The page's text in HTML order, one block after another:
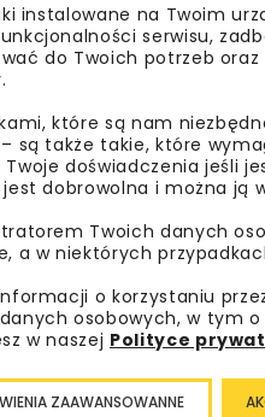
że koszt przejechania
znaczenie
instalowane na Twoim
serwisu,
do Twoich potrzeb
które są nam
są także takie, które
doświadczenia jeśli
dobrowolna i można ją
Twoich danych
a w niektórych
o korzystaniu
osobowych, w tym
w naszej Polityce
ZAAWANSOWANNE